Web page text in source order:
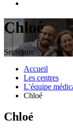
Chloé
Secrétaire
Accueil
Les centres
L’équipe
Chloé
Chloé